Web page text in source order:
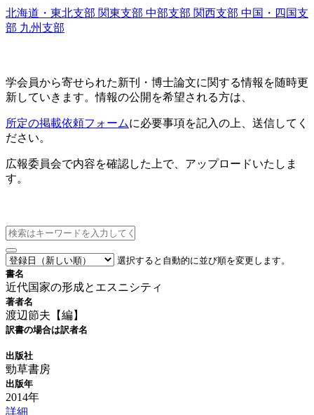
北海道・東北支部 関東支部 中部支部 関西支部 中国・四国支
部 九州支部
学会員から寄せられた新刊・ 博士論文に関する情報を随時更
新していきます。情報の公開を希望される方は、
所定の掲載依頼フォームに必要事項を記入の上、送信してく
ださい。
広報委員会で内容を確認した上で、アップロードいたしま
す。
選択すると自動的に並び順を変更します。
書名
近代国家の形成とエスニシティ
著者名
渡辺節夫【編】
訳書の場合は訳者名
出版社
勁草書房
出版年
2014年
詳細